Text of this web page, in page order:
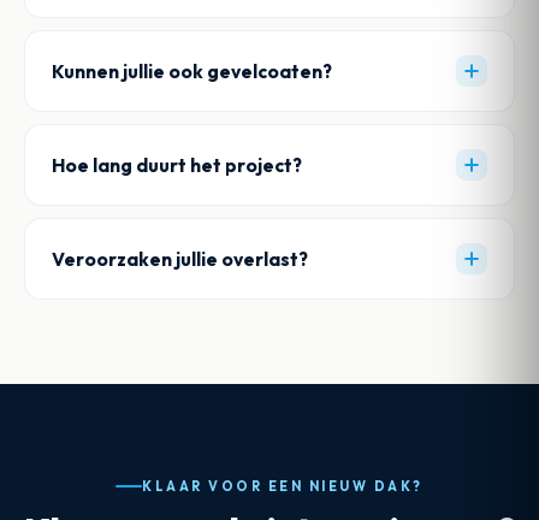
Kunnen jullie ook gevelcoaten?
Hoe lang duurt het project?
Veroorzaken jullie overlast?
KLAAR VOOR EEN NIEUW DAK?